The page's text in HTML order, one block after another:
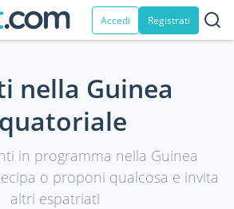
Accedi Registrati
nella Guinea
in programma nella Guinea
o proponi qualcosa e invita
altri espatriati